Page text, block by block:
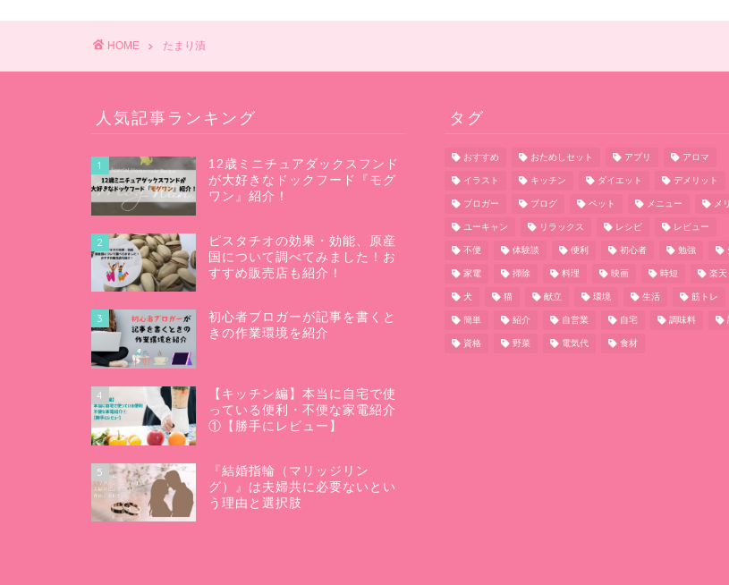
HOME たまり漬
人気記事ランキング
1
12歳ミニチュアダックスフンド
が大好きなドックフード『モグ
ワン』紹介！
2
ピスタチオの効果・効能、原産
国について調べてみました！お
すすめ販売店も紹介！
3
初心者ブロガーが記事を書くと
きの作業環境を紹介
4
【キッチン編】本当に自宅で使
っている便利・不便な家電紹介
①【勝手にレビュー】
5
『結婚指輪（マリッジリン
グ）』は夫婦共に必要ないとい
う理由と選択肢
タグ
おすすめ おためしセット アプリ アロマ
イラスト キッチン ダイエット デメリット
ブロガー ブログ ペット メニュー メ
ユーキャン リラックス レシピ レビュー
不便 体験談 便利 初心者 勉強
家電 掃除 料理 映画 時短 楽天
犬 猫 献立 環境 生活 筋トレ
簡単 紹介 自営業 自宅 調味料
資格 野菜 電気代 食材